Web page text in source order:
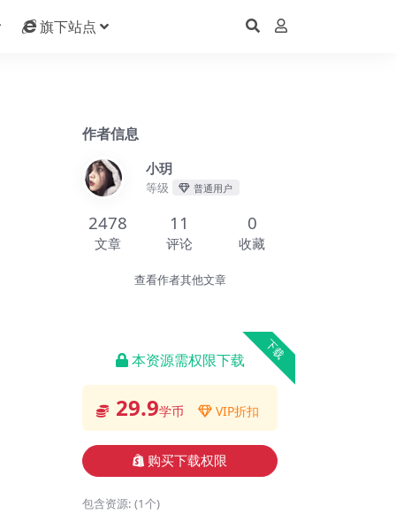
旗下站点
作者信息
小玥
等级 普通用户
2478
文章
11
评论
0
收藏
查看作者其他文章
下载
本资源需权限下载
29.9学币 VIP折扣
购买下载权限
包含资源: (1个)